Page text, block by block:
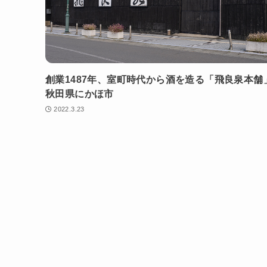
創業1487年、室町時代から酒を造る「飛良泉本舗
秋田県にかほ市
2022.3.23